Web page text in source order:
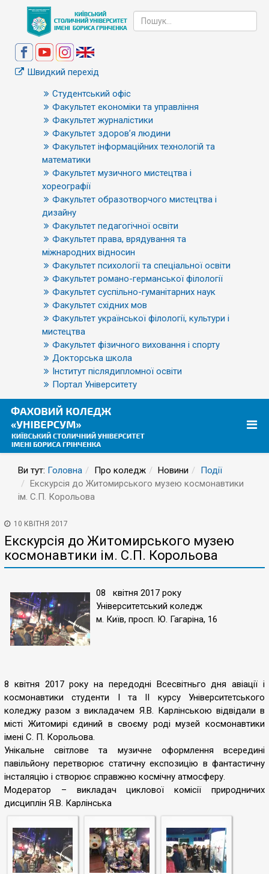
Швидкий перехід
Студентський офіс
Факультет економіки та управління
Факультет журналістики
Факультет здоров’я людини
Факультет інформаційних технологій та
математики
Факультет музичного мистецтва і
хореографії
Факультет образотворчого мистецтва і
дизайну
Факультет педагогічної освіти
Факультет права, врядування та
міжнародних відносин
Факультет психології та спеціальної освіти
Факультет романо-германської філології
Факультет суспільно-гуманітарних наук
Факультет східних мов
Факультет української філології, культури і
мистецтва
Факультет фізичного виховання і спорту
Докторська школа
Інститут післядипломної освіти
Портал Університету
Ви тут: Головна Про коледж Новини
Події
Екскурсія до Житомирського музею космонавтики
ім. С.П. Корольова
10 КВІТНЯ 2017
Екскурсія до Житомирського музею
космонавтики ім. С.П. Корольова
08 квітня 2017 року
Університетський коледж
м. Київ, просп. Ю. Гагаріна, 16
8 квітня 2017 року на передодні Всесвітньго дня авіації і
космонавтики студенти І та ІІ курсу Університетського
коледжу разом з викладачем Я.В. Карлінською відвідали в
місті Житомирі єдиний в своєму роді музей космонавтики
імені С. П. Корольова.
Унікальне світлове та музичне оформлення всередині
павільйону перетворює статичну експозицію в фантастичну
інсталяцію і створює справжню космічну атмосферу.
Модератор – викладач циклової комісії природничих
дисциплін Я.В. Карлінська